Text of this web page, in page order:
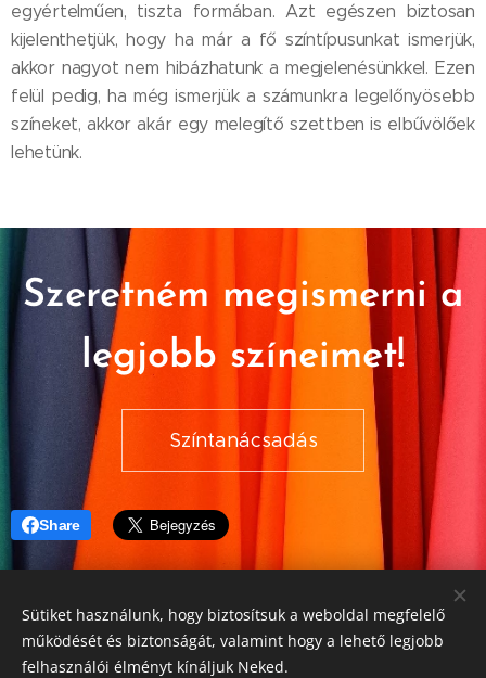
egyértelműen, tiszta formában. Azt egészen biztosan
kijelenthetjük, hogy ha már a fő színtípusunkat ismerjük,
akkor nagyot nem hibázhatunk a megjelenésünkkel. Ezen
felül pedig, ha még ismerjük a számunkra legelőnyösebb
színeket, akkor akár egy melegítő szettben is elbűvölőek
lehetünk.
Szeretném megismerni a
legjobb színeimet!
Színtanácsadás
Share
© 2023 Veres Kata Szín-, és stílustanácsadás. Minden jog
fenntartva!
Sütiket használunk, hogy biztosítsuk a weboldal megfelelő
működését és biztonságát, valamint hogy a lehető legjobb
felhasználói élményt kínáljuk Neked.